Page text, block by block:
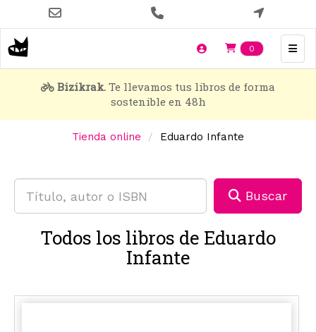
contenido
principal
0 Items en
Bizikrak. Te llevamos tus libros de forma
sostenible en 48h
Tienda online Eduardo Infante
Buscar
Todos los libros de Eduardo
Infante